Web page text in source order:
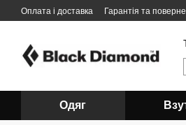
Перейти до основного контенту
Оплата і доставка Гарантія та
Одяг